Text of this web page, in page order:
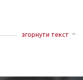
згорнути текст